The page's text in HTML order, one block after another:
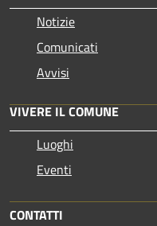
Notizie
Comunicati
Avvisi
VIVERE IL COMUNE
Luoghi
Eventi
CONTATTI